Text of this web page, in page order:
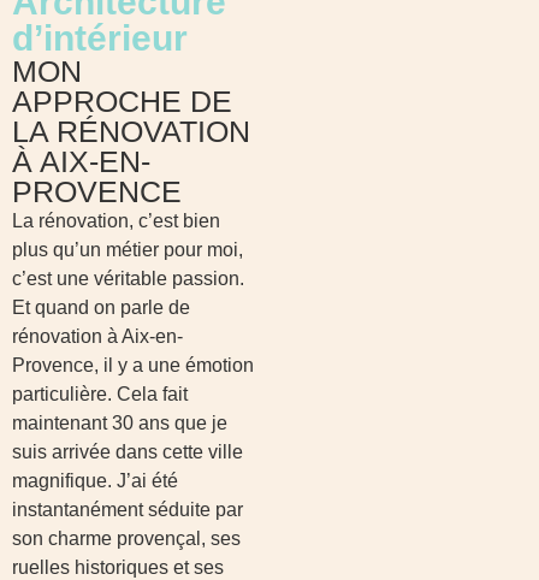
d’intérieur
MON
APPROCHE DE
LA RÉNOVATION
À AIX-EN-
PROVENCE
La rénovation, c’est bien
plus qu’un métier pour moi,
c’est une véritable passion.
Et quand on parle de
rénovation à Aix-en-
Provence, il y a une émotion
particulière. Cela fait
maintenant 30 ans que je
suis arrivée dans cette ville
magnifique. J’ai été
instantanément séduite par
son charme provençal, ses
ruelles historiques et ses